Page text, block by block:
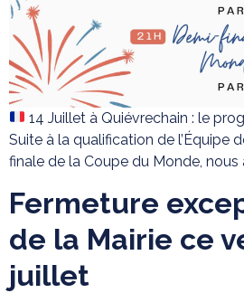
14 Juillet à Quiévrechain : le
Suite à la qualification de l’Équipe
finale de la Coupe du Monde, nous
Fermeture
de la Mairie ce
juillet